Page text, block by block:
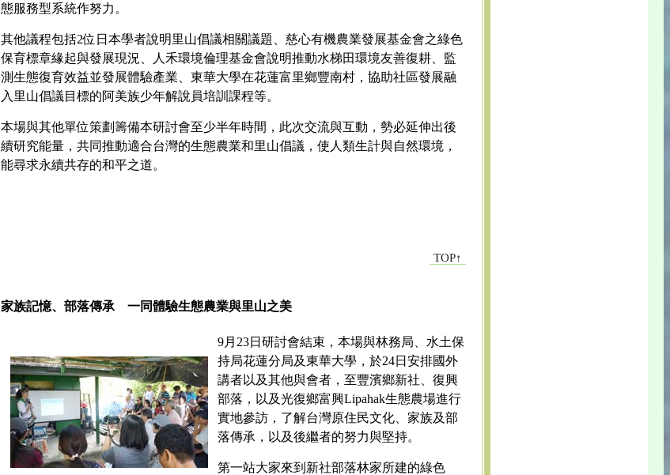
態服務型系統作努力。
其他議程包括2位日本學者說明里山倡議相關議題、慈心有機農業發展基金會之綠色
保育標章緣起與發展現況、人禾環境倫理基金會說明推動水梯田環境友善復耕、監
測生態復育效益並發展體驗產業、東華大學在花蓮富里鄉豐南村，協助社區發展融
入里山倡議目標的阿美族少年解說員培訓課程等。
本場與其他單位策劃籌備本研討會至少半年時間，此次交流與互動，勢必延伸出後
續研究能量，共同推動適合台灣的生態農業和里山倡議，使人類生計與自然環境，
能尋求永續共存的和平之道。
TOP↑
家族記憶、部落傳承 一同體驗生態農業與里山之美
9月23日研討會結束，本場與林務局、水土保
持局花蓮分局及東華大學，於24日安排國外
講者以及其他與會者，至豐濱鄉新社、復興
部落，以及光復鄉富興Lipahak生態農場進行
實地參訪，了解台灣原住民文化、家族及部
落傳承，以及後繼者的努力與堅持。
第一站大家來到新社部落林家所建的綠色